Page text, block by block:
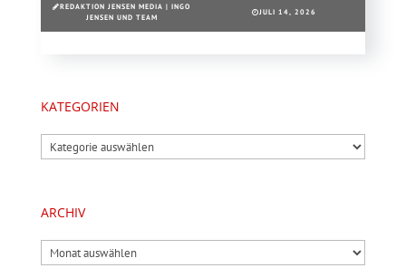
REDAKTION JENSEN MEDIA | INGO
JENSEN UND TEAM
JULI 14, 2026
KATEGORIEN
Kategorien
ARCHIV
Archiv